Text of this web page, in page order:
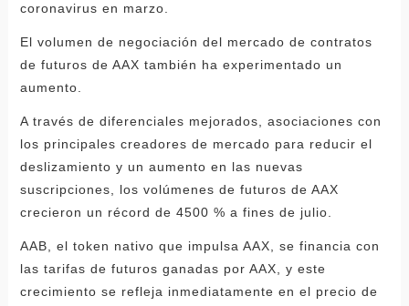
coronavirus en marzo.
El volumen de negociación del mercado de contratos
de futuros de AAX también ha experimentado un
aumento.
A través de diferenciales mejorados, asociaciones con
los principales creadores de mercado para reducir el
deslizamiento y un aumento en las nuevas
suscripciones, los volúmenes de futuros de AAX
crecieron un récord de 4500 % a fines de julio.
AAB, el token nativo que impulsa AAX, se financia con
las tarifas de futuros ganadas por AAX, y este
crecimiento se refleja inmediatamente en el precio de